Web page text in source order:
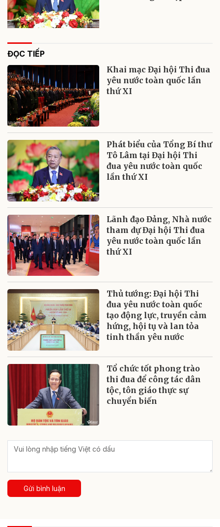
ĐỌC TIẾP
Khai mạc Đại hội Thi đua
yêu nước toàn quốc lần
thứ XI
Phát biểu của Tổng Bí thư
Tô Lâm tại Đại hội Thi
đua yêu nước toàn quốc
lần thứ XI
Lãnh đạo Đảng, Nhà nước
tham dự Đại hội Thi đua
yêu nước toàn quốc lần
thứ XI
Thủ tướng: Đại hội Thi
đua yêu nước toàn quốc
tạo động lực, truyền cảm
hứng, hội tụ và lan tỏa
tinh thần yêu nước
Tổ chức tốt phong trào
thi đua để công tác dân
tộc, tôn giáo thực sự
chuyển biến
Gửi bình luận